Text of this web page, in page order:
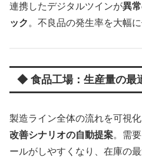
連携したデジタルツインが異
ック 。不良品の発生率を大幅に
◆ 食品工場：生産量の最
製造ライン全体の流れを可視化
改善シナリオの自動提案。需
ールがしやすくなり、在庫の最